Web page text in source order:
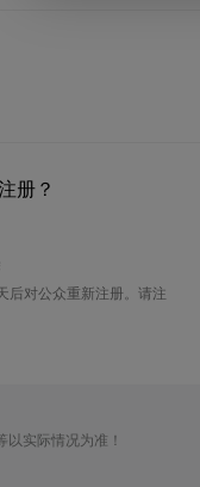
册？
后对公众重新注册。请注
实际情况为准！